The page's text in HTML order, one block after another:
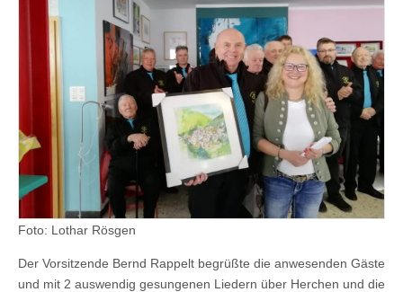
Foto: Lothar Rösgen
Der Vorsitzende Bernd Rappelt begrüßte die anwesenden Gäste
und mit 2 auswendig gesungenen Liedern über Herchen und die